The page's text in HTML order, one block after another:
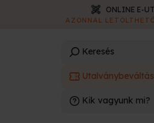
ONLINE E-UTALVÁNY
LETÖLTHETŐ | INGYENES
Keresés
Utalványbeváltás
Kik vagyunk mi?